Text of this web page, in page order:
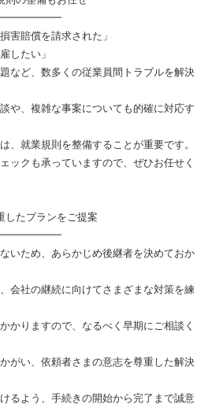
害賠償を請求された」
したい」
など、数多くの従業員間トラブルを解決
や、複雑な事案についても的確に対応す
、就業規則を整備することが重要です。
ックも承っていますので、ぜひお任せく
したプランをご提案
いため、あらかじめ後継者を決めておか
会社の継続に向けてさまざまな対策を練
かりますので、なるべく早期にご相談く
がい、依頼者さまの意志を尊重した解決
るよう、手続きの開始から完了まで誠意